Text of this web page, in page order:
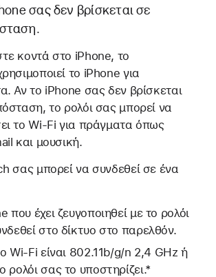
σας δεν βρίσκεται σε
κοντά στο iPhone, το
το iPhone για
Αν το iPhone σας δεν βρίσκεται
το ρολόι σας μπορεί να
το Wi-Fi για πράγματα όπως
και μουσική.
σας μπορεί να συνδεθεί σε ένα
που έχει ζευγοποιηθεί με το ρολόι
στο δίκτυο στο παρελθόν.
Wi-Fi είναι 802.11b/g/n 2,4 GHz ή
ρολόι σας το υποστηρίζει.*